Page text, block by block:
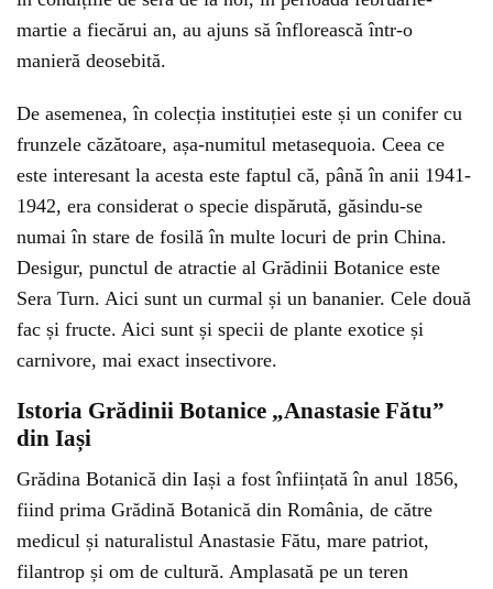
martie a fiecărui an, au ajuns să înflorească într-o
manieră deosebită.
De asemenea, în colecția instituției este și un conifer cu
frunzele căzătoare, așa-numitul metasequoia. Ceea ce
este interesant la acesta este faptul că, până în anii 1941-
1942, era considerat o specie dispărută, găsindu-se
numai în stare de fosilă în multe locuri de prin China.
Desigur, punctul de atractie al Grădinii Botanice este
Sera Turn. Aici sunt un curmal și un bananier. Cele două
fac și fructe. Aici sunt și specii de plante exotice și
carnivore, mai exact insectivore.
Istoria Grădinii Botanice „Anastasie Fătu”
din Iași
Grădina Botanică din Iași a fost înființată în anul 1856,
fiind prima Grădină Botanică din România, de către
medicul și naturalistul Anastasie Fătu, mare patriot,
filantrop și om de cultură. Amplasată pe un teren